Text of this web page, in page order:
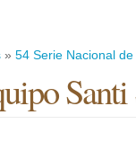
» 54 Serie Nacional